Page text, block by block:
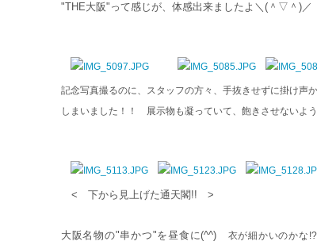
"THE大阪"って感じが、体感出来ましたよ＼(＾▽
記念写真撮るのに、スタッフの方々、手抜きせずに掛け声
しまいました！！ 展示物も凝っていて、飽きさせないよ
< 下から見上げた通天閣!! >
大阪名物の"串かつ"を昼食に(^^) 衣が細かいのかな